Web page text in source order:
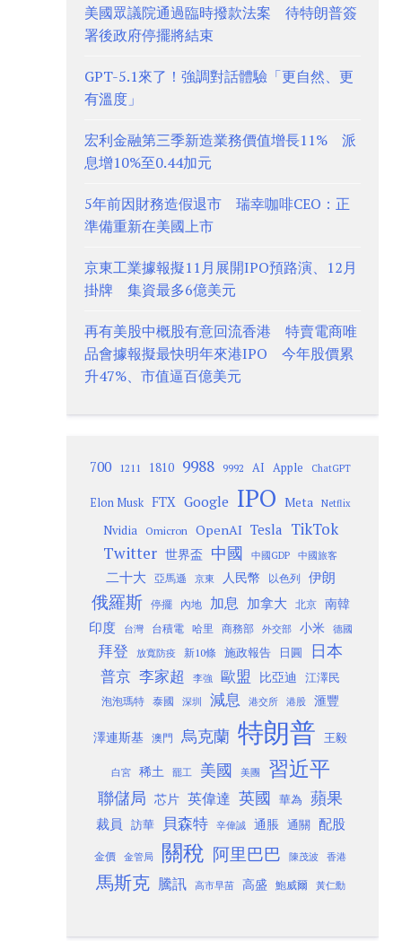
美國眾議院通過臨時撥款法案 待特朗普簽
署後政府停擺將結束
GPT-5.1來了！強調對話體驗「更自然、更
有溫度」
宏利金融第三季新造業務價值增長11% 派
息增10%至0.44加元
5年前因財務造假退市 瑞幸咖啡CEO：正
準備重新在美國上市
京東工業據報擬11月展開IPO預路演、12月
掛牌 集資最多6億美元
再有美股中概股有意回流香港 特賣電商唯
品會據報擬最快明年來港IPO 今年股價累
升47%、市值逼百億美元
700 1211 1810 9988 9992 AI Apple ChatGPT
Elon Musk FTX Google IPO Meta Netflix
Nvidia Omicron OpenAI Tesla TikTok
Twitter 世界盃 中國 中國GDP 中國旅客
二十大 亞馬遜 京東 人民幣 以色列 伊朗
俄羅斯 停擺 內地 加息 加拿大 北京
南韓
印度
台灣 台積電 哈里 商務部 外交部 小米 德國
拜登 放寬防疫 新10條 施政報告 日圓 日本
普京 李家超 李強 歐盟 比亞迪 江澤民
泡泡瑪特 泰國 深圳 減息 港交所 港股 滙豐
澤連斯基 澳門 烏克蘭 特朗普 王毅
白宮 稀土 罷工 美國 美團 習近平
聯儲局 芯片 英偉達 英國 華為 蘋果
裁員 訪華 貝森特 辛偉誠 通脹 通關 配股
金價 金管局 關稅 阿里巴巴 陳茂波 香港
馬斯克 騰訊 高市早苗 高盛 鮑威爾 黃仁勳